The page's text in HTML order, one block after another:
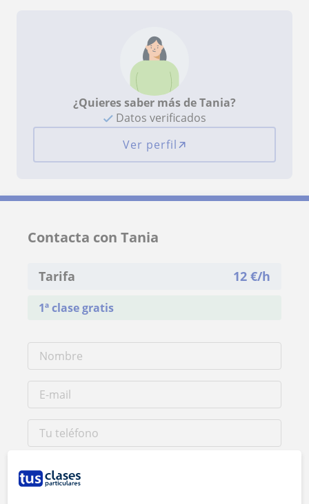
¿Quieres saber más de Tania?
Datos verificados
Ver perfil
Contacta con Tania
Tarifa 12 €/h
1ª clase gratis